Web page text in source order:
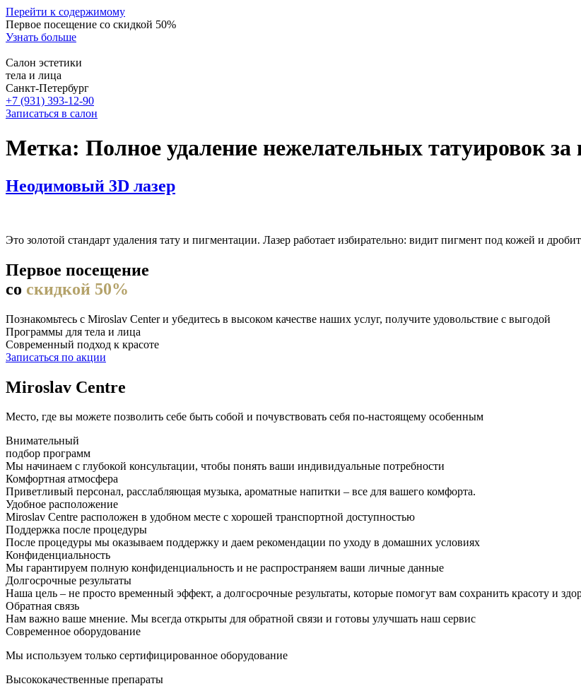
Перейти к содержимому
Первое посещение со скидкой 50%
Узнать больше
Салон эстетики
тела и лица
Санкт-Петербург
+7 (931) 393-12-90
Записаться в салон
Метка: Полное удаление нежелательных татуировок за
Неодимовый 3D лазер
Это золотой стандарт удаления тату и пигментации. Лазер работает избирательно: видит пигмент под кожей и
Первое посещение
со скидкой 50%
Познакомьтесь с Miroslav Сenter и убедитесь в высоком качестве наших услуг, получите удовольствие с выгодой
Программы для тела и лица
Современный подход к красоте
Записаться по акции
Miroslav Centre
Место, где вы можете позволить себе быть собой и почувствовать себя по-настоящему особенным
Внимательный
подбор программ
Мы начинаем с глубокой консультации, чтобы понять ваши индивидуальные потребности
Комфортная атмосфера
Приветливый персонал, расслабляющая музыка, ароматные напитки – все для вашего комфорта.
Удобное расположение
Miroslav Centre расположен в удобном месте с хорошей транспортной доступностью
Поддержка после процедуры
После процедуры мы оказываем поддержку и даем рекомендации по уходу в домашних условиях
Конфиденциальность
Мы гарантируем полную конфиденциальность и не распространяем ваши личные данные
Долгосрочные результаты
Наша цель – не просто временный эффект, а долгосрочные результаты, которые помогут вам сохранить красоту и
Обратная связь
Нам важно ваше мнение. Мы всегда открыты для обратной связи и готовы улучшать наш сервис
Современное оборудование
Мы используем только сертифицированное оборудование
Высококачественные препараты